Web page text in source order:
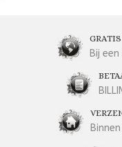
Bij